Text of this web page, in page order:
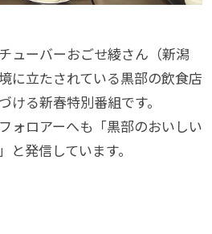
ューバーおごせ綾さん（新潟
に立たされている黒部の飲食店
ける新春特別番組です。
ォロアーへも「黒部のおいしい
発信しています。